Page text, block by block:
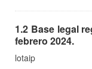
1.2 Base legal
febrero 2024.
lotaip